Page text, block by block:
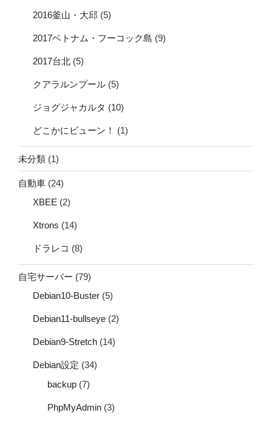
2016釜山・大邱 (5)
2017ベトナム・フーコック島 (9)
2017台北 (5)
クアラルンプール (5)
ジョグジャカルタ (10)
どこかにビューン！ (1)
未分類 (1)
自動車 (24)
XBEE (2)
Xtrons (14)
ドラレコ (8)
自宅サーバー (79)
Debian10-Buster (5)
Debian11-bullseye (2)
Debian9-Stretch (14)
Debian設定 (34)
backup (7)
PhpMyAdmin (3)